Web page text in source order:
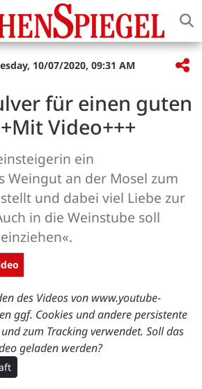
10/07/2020, 09:31 AM
für einen guten
Video+++
ein
Weingut an der Mosel zum
und dabei viel Liebe zur
in die Weinstube soll
des Videos von www.youtube-
ggf. Cookies und andere persistente
zum Tracking verwendet. Soll das
geladen werden?